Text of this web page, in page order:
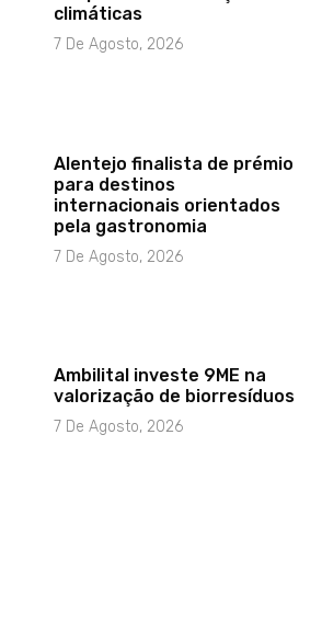
climáticas
7 De Agosto, 2026
Alentejo finalista de prémio
para destinos
internacionais orientados
pela gastronomia
7 De Agosto, 2026
Ambilital investe 9ME na
valorização de biorresíduos
7 De Agosto, 2026